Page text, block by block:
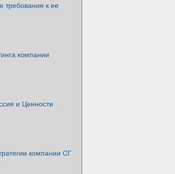
требования к ее
компании
и Ценности
компании СГ